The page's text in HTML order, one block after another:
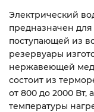
Электрический
предназначен
поступающей из
резервуары
нержавеющей
состоит из
от 800 до 2000 Вт,
температуры